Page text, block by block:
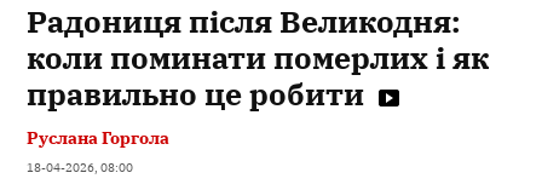
Радониця після Великодня:
коли поминати померлих і як
правильно це робити
Руслана Горгола
18-04-2026, 08:00